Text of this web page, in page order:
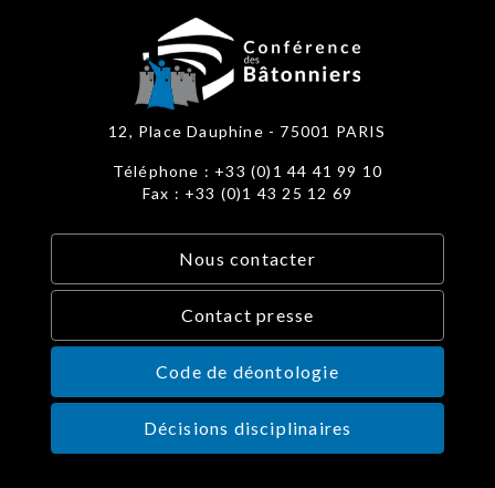
12, Place Dauphine - 75001 PARIS
Téléphone : +33 (0)1 44 41 99 10
Fax : +33 (0)1 43 25 12 69
Nous contacter
Contact presse
Code de déontologie
Décisions disciplinaires